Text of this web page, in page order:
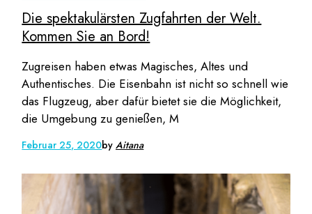
Die spektakulärsten Zugfahrten der Welt.
Kommen Sie an Bord!
Zugreisen haben etwas Magisches, Altes und
Authentisches. Die Eisenbahn ist nicht so schnell wie
das Flugzeug, aber dafür bietet sie die Möglichkeit,
die Umgebung zu genießen, M
Februar 25, 2020byAitana